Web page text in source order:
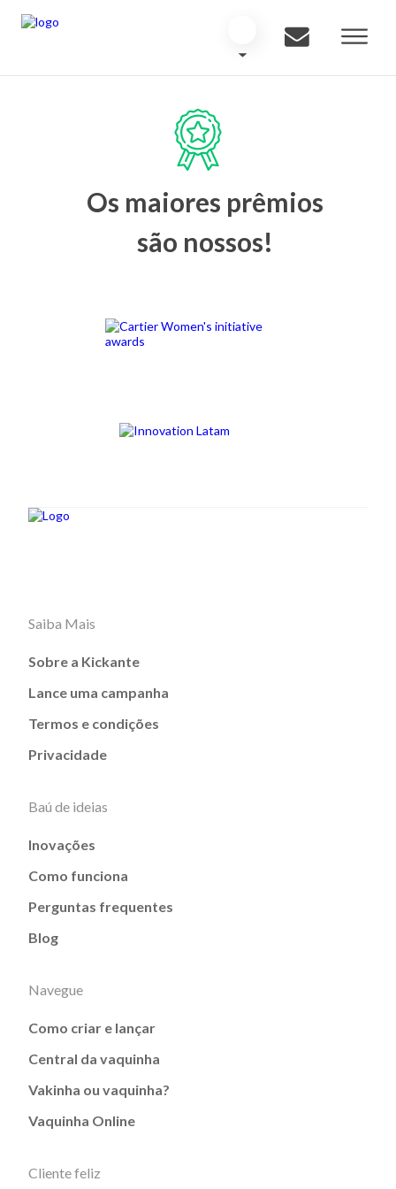
Os maiores prêmios
são nossos!
Saiba Mais
Sobre a Kickante
Lance uma campanha
Termos e condições
Privacidade
Baú de ideias
Inovações
Como funciona
Perguntas frequentes
Blog
Navegue
Como criar e lançar
Central da vaquinha
Vakinha ou vaquinha?
Vaquinha Online
Cliente feliz